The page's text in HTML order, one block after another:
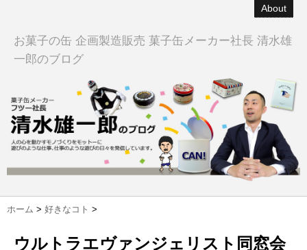
About
お菓子の缶 企画製造販売 菓子缶メーカー社長 清水雄
一郎のブログ
ホーム > 好きなコト >
ウルトラエヴァンジェリスト同窓会